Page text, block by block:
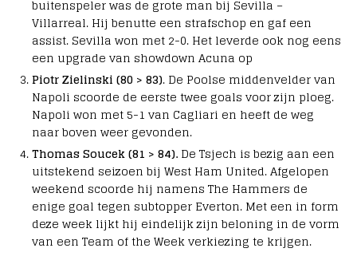
buitenspeler was de grote man bij Sevilla –
Villarreal. Hij benutte een strafschop en gaf een
assist. Sevilla won met 2-0. Het leverde ook nog eens
een upgrade van showdown Acuna op
Piotr Zielinski (80 > 83). De Poolse middenvelder van
Napoli scoorde de eerste twee goals voor zijn ploeg.
Napoli won met 5-1 van Cagliari en heeft de weg
naar boven weer gevonden.
Thomas Soucek (81 > 84). De Tsjech is bezig aan een
uitstekend seizoen bij West Ham United. Afgelopen
weekend scoorde hij namens The Hammers de
enige goal tegen subtopper Everton. Met een in form
deze week lijkt hij eindelijk zijn beloning in de vorm
van een Team of the Week verkiezing te krijgen.